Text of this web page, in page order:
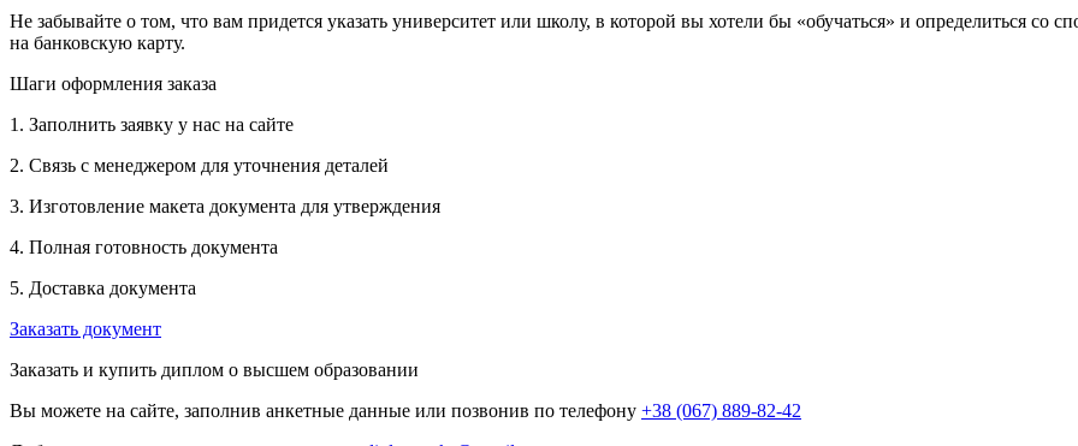
Не забывайте о том, что вам придется указать университет или школу, в которой вы хотели бы «обучаться» и определиться
на банковскую карту.
Шаги оформления заказа
1. Заполнить заявку у нас на сайте
2. Связь с менеджером для уточнения деталей
3. Изготовление макета документа для утверждения
4. Полная готовность документа
5. Доставка документа
Заказать документ
Заказать и купить диплом о высшем образовании
Вы можете на сайте, заполнив анкетные данные или позвонив по телефону +38 (067) 889-82-42